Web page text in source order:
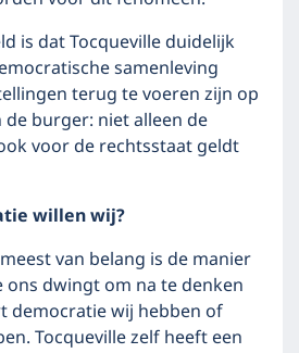
is dat Tocqueville duidelijk
samenleving
terug te voeren zijn op
burger: niet alleen de
voor de rechtsstaat geldt
willen wij?
van belang is de manier
ons dwingt om na te denken
democratie wij hebben of
Tocqueville zelf heeft een